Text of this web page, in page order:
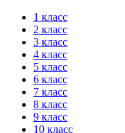
Перейти
содержимому
1 класс
2 класс
3 класс
4 класс
5 класс
6 класс
7 класс
8 класс
9 класс
10 класс